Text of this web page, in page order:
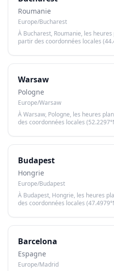
Roumanie
Europe/Bucharest
À Bucharest, Roumanie, les
partir des coordonnées locales
basé sur le lever et le coucher du
Warsaw
Pologne
Europe/Warsaw
À Warsaw, Pologne, les heures
des coordonnées locales
lever et le coucher du soleil.
Budapest
Hongrie
Europe/Budapest
À Budapest, Hongrie, les heures
des coordonnées locales
lever et le coucher du soleil.
Barcelona
Espagne
Europe/Madrid